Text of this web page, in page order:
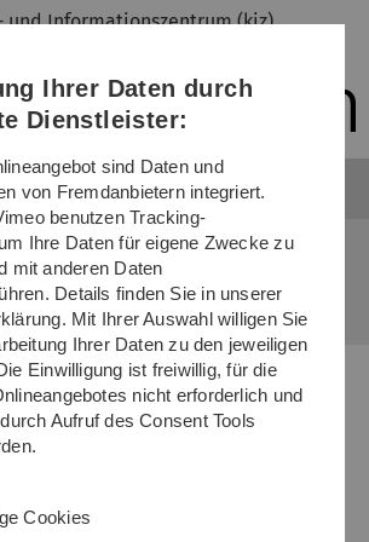
Direkt
Direkt
Direkt
(Sprache,
Drucken,
Media)
Direkt
Direkt
und Informationszentrum (kiz)
...
& Tutorials
GFS und
Sie, wie Sie Literatur zu Ihrem
Ihrer Daten durch
Dienstleister:
sind Daten und
von Fremdanbietern integriert.
benutzen Tracking-
Ihre Daten für eigene Zwecke zu
mit anderen Daten
Details finden Sie in unserer
Mit Ihrer Auswahl willigen Sie
Ihrer Daten zu den jeweiligen
Einwilligung ist freiwillig, für die
nicht erforderlich und
Aufruf des Consent Tools
Cookies